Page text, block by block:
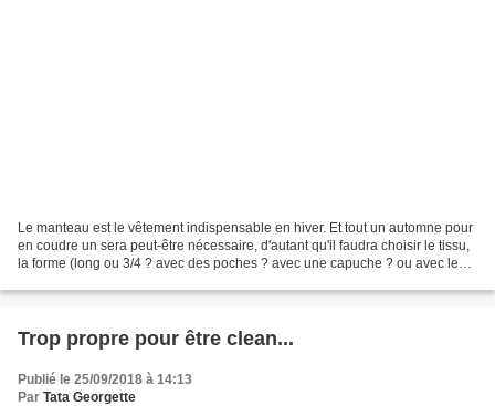
Le manteau est le vêtement indispensable en hiver. Et tout un automne pour
en coudre un sera peut-être nécessaire, d'autant qu'il faudra choisir le tissu,
la forme (long ou 3/4 ? avec des poches ? avec une capuche ? ou avec le
Trop propre pour être clean...
Publié le 25/09/2018 à 14:13
Par Tata Georgette